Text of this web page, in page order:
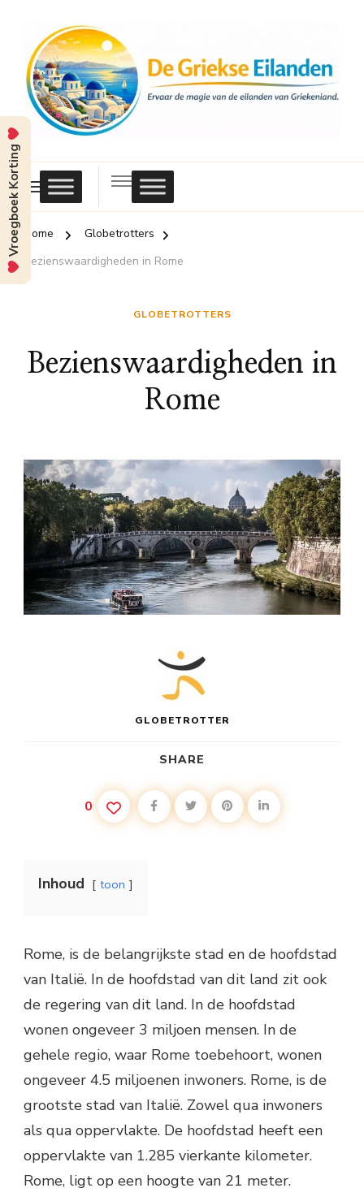
Griekse
Eilanden
Home
Globetrotters
Bezienswaardigheden in Rome
GLOBETROTTERS
Bezienswaardigheden in
Rome
GLOBETROTTER
SHARE
0
Inhoud toon
Rome, is de belangrijkste stad en de hoofdstad
van Italië. In de hoofdstad van dit land zit ook
de regering van dit land. In de hoofdstad
wonen ongeveer 3 miljoen mensen. In de
gehele regio, waar Rome toebehoort, wonen
ongeveer 4.5 miljoenen inwoners. Rome, is de
grootste stad van Italië. Zowel qua inwoners
als qua oppervlakte. De hoofdstad heeft een
oppervlakte van 1.285 vierkante kilometer.
Rome, ligt op een hoogte van 21 meter.
Vroegboek Korting